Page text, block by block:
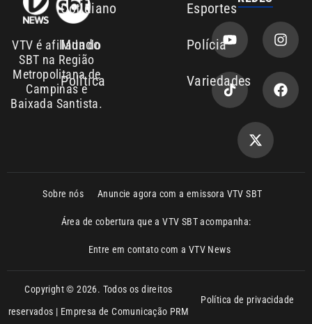
VTV é afiliada do
SBT na Região
Metropolitana de
Campinas e
Baixada Santista.
Mundo Polícia
Política Variedades
Anuncie agora com a emissora VTV SBT
Copyright © 2026. Todos os direitos